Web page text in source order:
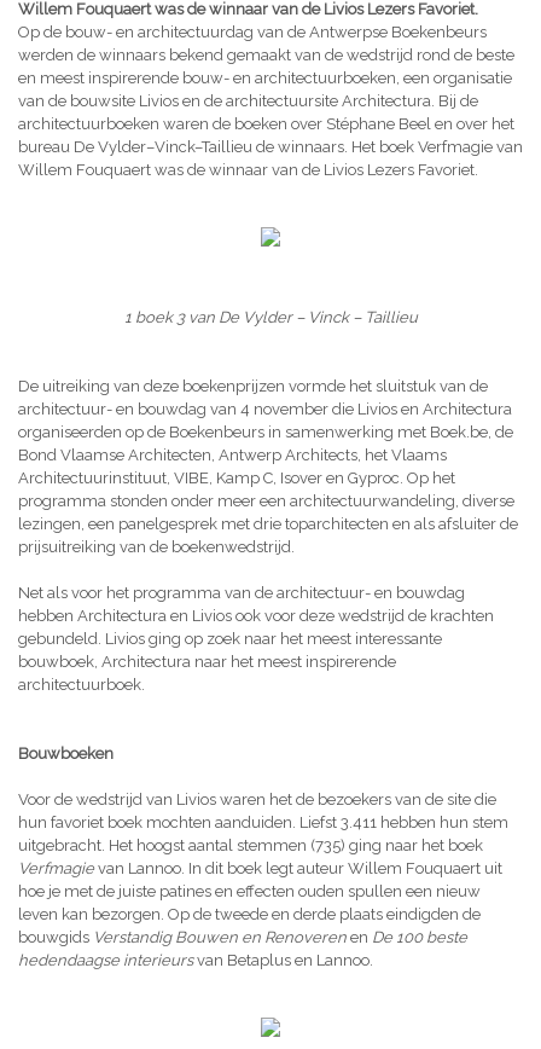
Willem Fouquaert was de winnaar van de Livios Lezers Favoriet.
Op de bouw- en architectuurdag van de Antwerpse Boekenbeurs
werden de winnaars bekend gemaakt van de wedstrijd rond de beste
en meest inspirerende bouw- en architectuurboeken, een organisatie
van de bouwsite Livios en de architectuursite Architectura. Bij de
architectuurboeken waren de boeken over Stéphane Beel en over het
bureau De Vylder–Vinck–Taillieu de winnaars. Het boek Verfmagie van
Willem Fouquaert was de winnaar van de Livios Lezers Favoriet.
1 boek 3 van De Vylder – Vinck – Taillieu
De uitreiking van deze boekenprijzen vormde het sluitstuk van de
architectuur- en bouwdag van 4 november die Livios en Architectura
organiseerden op de Boekenbeurs in samenwerking met Boek.be, de
Bond Vlaamse Architecten, Antwerp Architects, het Vlaams
Architectuurinstituut, VIBE, Kamp C, Isover en Gyproc. Op het
programma stonden onder meer een architectuurwandeling, diverse
lezingen, een panelgesprek met drie toparchitecten en als afsluiter de
prijsuitreiking van de boekenwedstrijd.
Net als voor het programma van de architectuur- en bouwdag
hebben Architectura en Livios ook voor deze wedstrijd de krachten
gebundeld. Livios ging op zoek naar het meest interessante
bouwboek, Architectura naar het meest inspirerende
architectuurboek.
Bouwboeken
Voor de wedstrijd van Livios waren het de bezoekers van de site die
hun favoriet boek mochten aanduiden. Liefst 3.411 hebben hun stem
uitgebracht. Het hoogst aantal stemmen (735) ging naar het boek
Verfmagievan Lannoo. In dit boek legt auteur Willem Fouquaert uit
hoe je met de juiste patines en effecten ouden spullen een nieuw
leven kan bezorgen. Op de tweede en derde plaats eindigden de
bouwgids Verstandig Bouwen en Renoveren en De 100 beste
hedendaagse interieursvan Betaplus en Lannoo.